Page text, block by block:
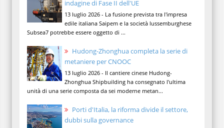
indagine di Fase II dell'UE
13 luglio 2026 - La fusione prevista tra l'impresa
edile italiana Saipem e la società lussemburghese
Subsea7 potrebbe essere oggetto di ...
Hudong-Zhonghua completa la serie di
metaniere per CNOOC
13 luglio 2026 - Il cantiere cinese Hudong-
Zhonghua Shipbuilding ha consegnato l'ultima
unità di una serie composta da sei moderne metan...
Porti d'Italia, la riforma divide il settore,
dubbi sulla governance